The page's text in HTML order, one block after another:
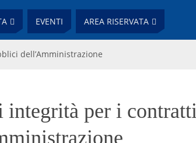
EVENTI AREA RISERVATA
dell’Amministrazione
integrità per i